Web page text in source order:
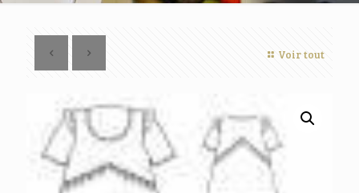
Voir tout